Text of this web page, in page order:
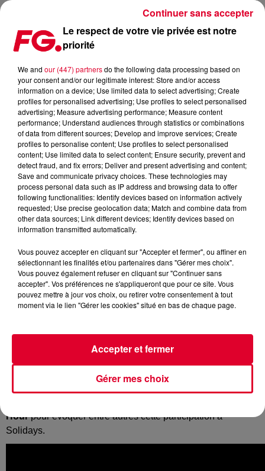
OFENBACH EN INVITÉ CE SOIR !
Publié : 19 juin 2019 à 9h16 par Christophe HUBERT
Chaque année, Solidarité Sida organise durant trois jours le
Une programmation vraiment impressionnante à chaque
édition du côté de Paris Longchamp. Et parmi les têtes
d'affiche de cette 21ème édition, il y aura notamment
qui a récemment sorti le single «
Hourpour évoquer entre autres cette participation à
Solidays.
Le respect de votre vie privée est notre
priorité
We and our (447) partnersdo the following data processing based on
your consent and/or our legitimate interest: Store and/or access
information on a device; Use limited data to select advertising; Create
profiles for personalised advertising; Use profiles to select personalised
advertising; Measure advertising performance; Measure content
performance; Understand audiences through statistics or combinations
of data from different sources; Develop and improve services; Create
profiles to personalise content; Use profiles to select personalised
content; Use limited data to select content; Ensure security, prevent and
detect fraud, and fix errors; Deliver and present advertising and content;
Save and communicate privacy choices. These technologies may
process personal data such as IP address and browsing data to offer
following functionalities: Identify devices based on information actively
requested; Use precise geolocation data; Match and combine data from
other data sources; Link different devices; Identify devices based on
information transmitted automatically.
Vous pouvez accepter en cliquant sur "Accepter et fermer", ou affiner en
sélectionnant les finalités et/ou partenaires dans "Gérer mes choix".
Vous pouvez également refuser en cliquant sur "Continuer sans
accepter". Vos préférences ne s'appliqueront que pour ce site. Vous
pouvez mettre à jour vos choix, ou retirer votre consentement à tout
moment via le lien "Gérer les cookies" situé en bas de chaque page.
Gérer mes choix
Accepter et fermer
Continuer sans accepter